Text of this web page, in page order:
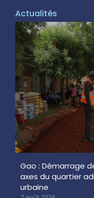
Actualités
Gao : Démarrage
axes du quartier
urbaine